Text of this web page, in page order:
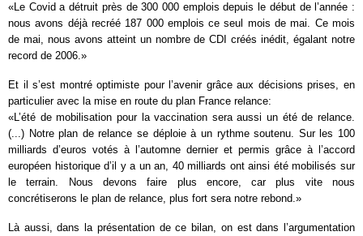
«Le Covid a détruit près de 300 000 emplois depuis le début de l’année :
nous avons déjà recréé 187 000 emplois ce seul mois de mai. Ce mois
de mai, nous avons atteint un nombre de CDI créés inédit, égalant notre
record de 2006.»
Et il s’est montré optimiste pour l’avenir grâce aux décisions prises, en
particulier avec la mise en route du plan France relance:
«L’été de mobilisation pour la vaccination sera aussi un été de relance.
(...) Notre plan de relance se déploie à un rythme soutenu. Sur les 100
milliards d’euros votés à l’automne dernier et permis grâce à l’accord
européen historique d’il y a un an, 40 milliards ont ainsi été mobilisés sur
le terrain. Nous devons faire plus encore, car plus vite nous
concrétiserons le plan de relance, plus fort sera notre rebond.»
Là aussi, dans la présentation de ce bilan, on est dans l’argumentation